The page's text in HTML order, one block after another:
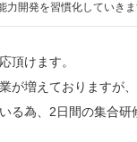
力開発を習慣化していき
頂けます。
が増えておりますが
る為、2日間の集合